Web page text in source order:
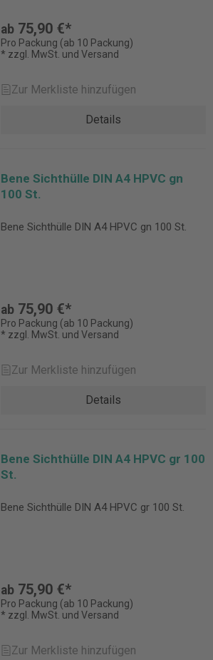
ab 75,90 €*
Pro Packung (ab 10 Packung)
* zzgl. MwSt. und Versand
Zur Merkliste hinzufügen
Details
Bene Sichthülle DIN A4 HPVC gn
100 St.
Bene Sichthülle DIN A4 HPVC gn 100 St.
ab 75,90 €*
Pro Packung (ab 10 Packung)
* zzgl. MwSt. und Versand
Zur Merkliste hinzufügen
Details
Bene Sichthülle DIN A4 HPVC gr 100
St.
Bene Sichthülle DIN A4 HPVC gr 100 St.
ab 75,90 €*
Pro Packung (ab 10 Packung)
* zzgl. MwSt. und Versand
Zur Merkliste hinzufügen